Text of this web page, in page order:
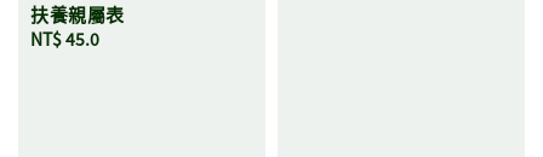
扶養親屬表
Regular
NT$ 45.0